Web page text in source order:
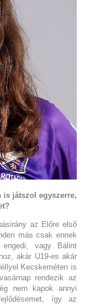
is játszol egyszerre,
az Előre első
más csak ennek
vagy Bálint
akár U19-es akár
Kecskeméten is
rendezik az
nem kapok annyi
így az